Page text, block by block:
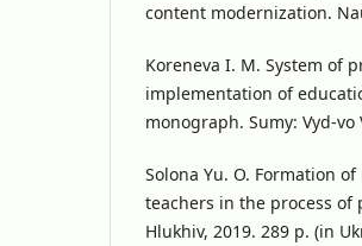
content modernization.
Koreneva I. M. System of
implementation of
monograph. Sumy: Vyd-
Solona Yu. O. Formation
teachers in the process of
Hlukhiv, 2019. 289 p. (in